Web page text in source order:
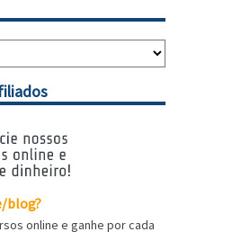
blog?
online e ganhe por cada